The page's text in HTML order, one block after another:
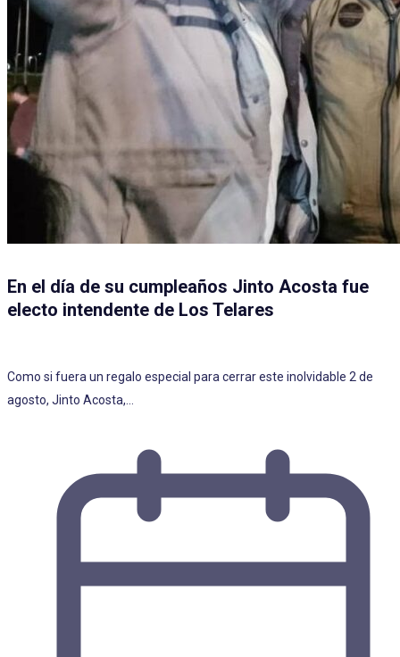
En el día de su cumpleaños Jinto Acosta fue
electo intendente de Los Telares
Como si fuera un regalo especial para cerrar este inolvidable 2 de
agosto, Jinto Acosta,…